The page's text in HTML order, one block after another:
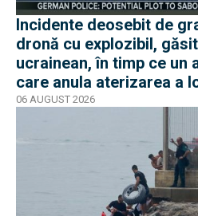
Incidente deosebit de
dronă cu explozibil,
ucrainean, în timp ce un
care anula aterizarea a
06 AUGUST 2026